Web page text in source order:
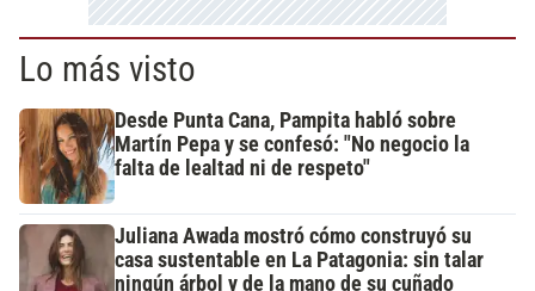
Lo más visto
Desde Punta Cana, Pampita habló sobre
Martín Pepa y se confesó: "No negocio la
falta de lealtad ni de respeto"
Juliana Awada mostró cómo construyó su
casa sustentable en La Patagonia: sin talar
ningún árbol y de la mano de su cuñado